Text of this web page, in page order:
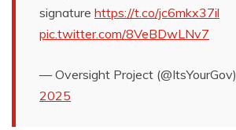
signature https://t.co/jc6mkx37il
pic.twitter.com/8VeBDwLNv7
— Oversight Project (@ItsYourGov)
2025